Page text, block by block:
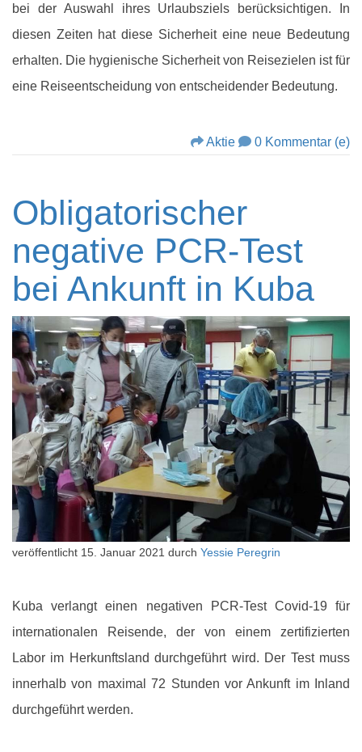
bei der Auswahl ihres Urlaubsziels berücksichtigen. In
diesen Zeiten hat diese Sicherheit eine neue Bedeutung
erhalten. Die hygienische Sicherheit von Reisezielen ist für
eine Reiseentscheidung von entscheidender Bedeutung.
Aktie 0 Kommentar (e)
Obligatorischer
negative PCR-Test
bei Ankunft in Kuba
veröffentlicht 15. Januar 2021 durch Yessie Peregrin
Kuba verlangt einen negativen PCR-Test Covid-19 für
internationalen Reisende, der von einem zertifizierten
Labor im Herkunftsland durchgeführt wird. Der Test muss
innerhalb von maximal 72 Stunden vor Ankunft im Inland
durchgeführt werden.